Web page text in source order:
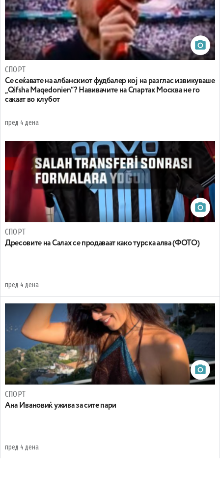
СПОРТ
Се сеќавате на албанскиот фудбалер кој на разглас извикуваше
„Qifsha Maqedonien“? Навивачите на Спартак Москва не го
сакаат во клубот
пред 4 дена
СПОРТ
Дресовите на Салах се продаваат како турска алва (ФОТО)
пред 4 дена
СПОРТ
Ана Ивановиќ ужива за сите пари
пред 4 дена